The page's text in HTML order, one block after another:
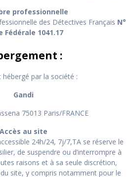
professionnelle
des Détectives Français N°
Fédérale 1041.17
:
hébergé par la société :
Gandi
75013 Paris/FRANCE
Accès au site
24h/24, 7j/7,TA se réserve le
de suspendre ou d’interrompre à
raisons et à sa seule discrétion,
site, y compris notamment pour le